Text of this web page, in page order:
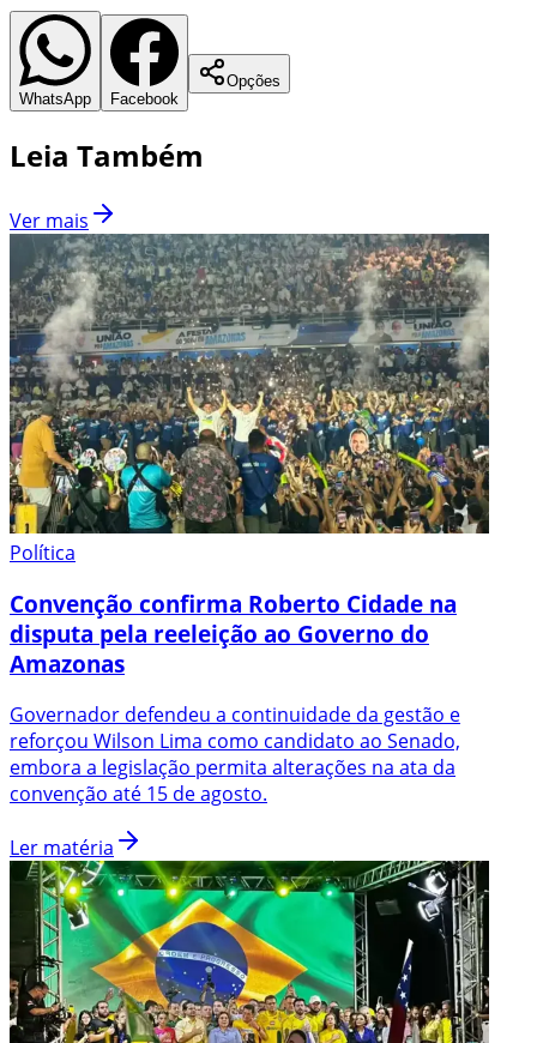
WhatsApp Facebook
Opções
Leia Também
Ver mais
Política
Convenção confirma Roberto Cidade na
disputa pela reeleição ao Governo do
Amazonas
Governador defendeu a continuidade da gestão e
reforçou Wilson Lima como candidato ao Senado,
embora a legislação permita alterações na ata da
convenção até 15 de agosto.
Ler matéria